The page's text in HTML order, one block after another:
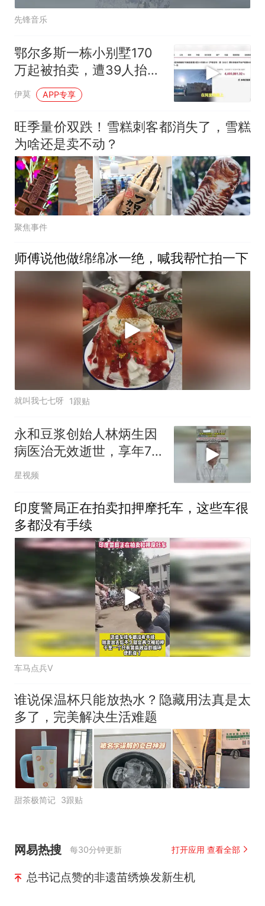
先锋音乐
鄂尔多斯一栋小别墅170
万起被拍卖，遭39人抬价
299次后4
伊莫 APP专享
旺季量价双跌！雪糕刺客都消失了，雪糕
为啥还是卖不动？
聚焦事件
师傅说他做绵绵冰一绝，喊我帮忙拍一下
就叫我七七呀 1跟贴
永和豆浆创始人林炳生因
病医治无效逝世，享年70
岁
星视频
印度警局正在拍卖扣押摩托车，这些车很
多都没有手续
车马点兵V
谁说保温杯只能放热水？隐藏用法真是太
多了，完美解决生活难题
甜茶极简记 3跟贴
网易热搜 每30分钟更新 打开应用 查看全部
总书记点赞的非遗苗绣焕发新生机